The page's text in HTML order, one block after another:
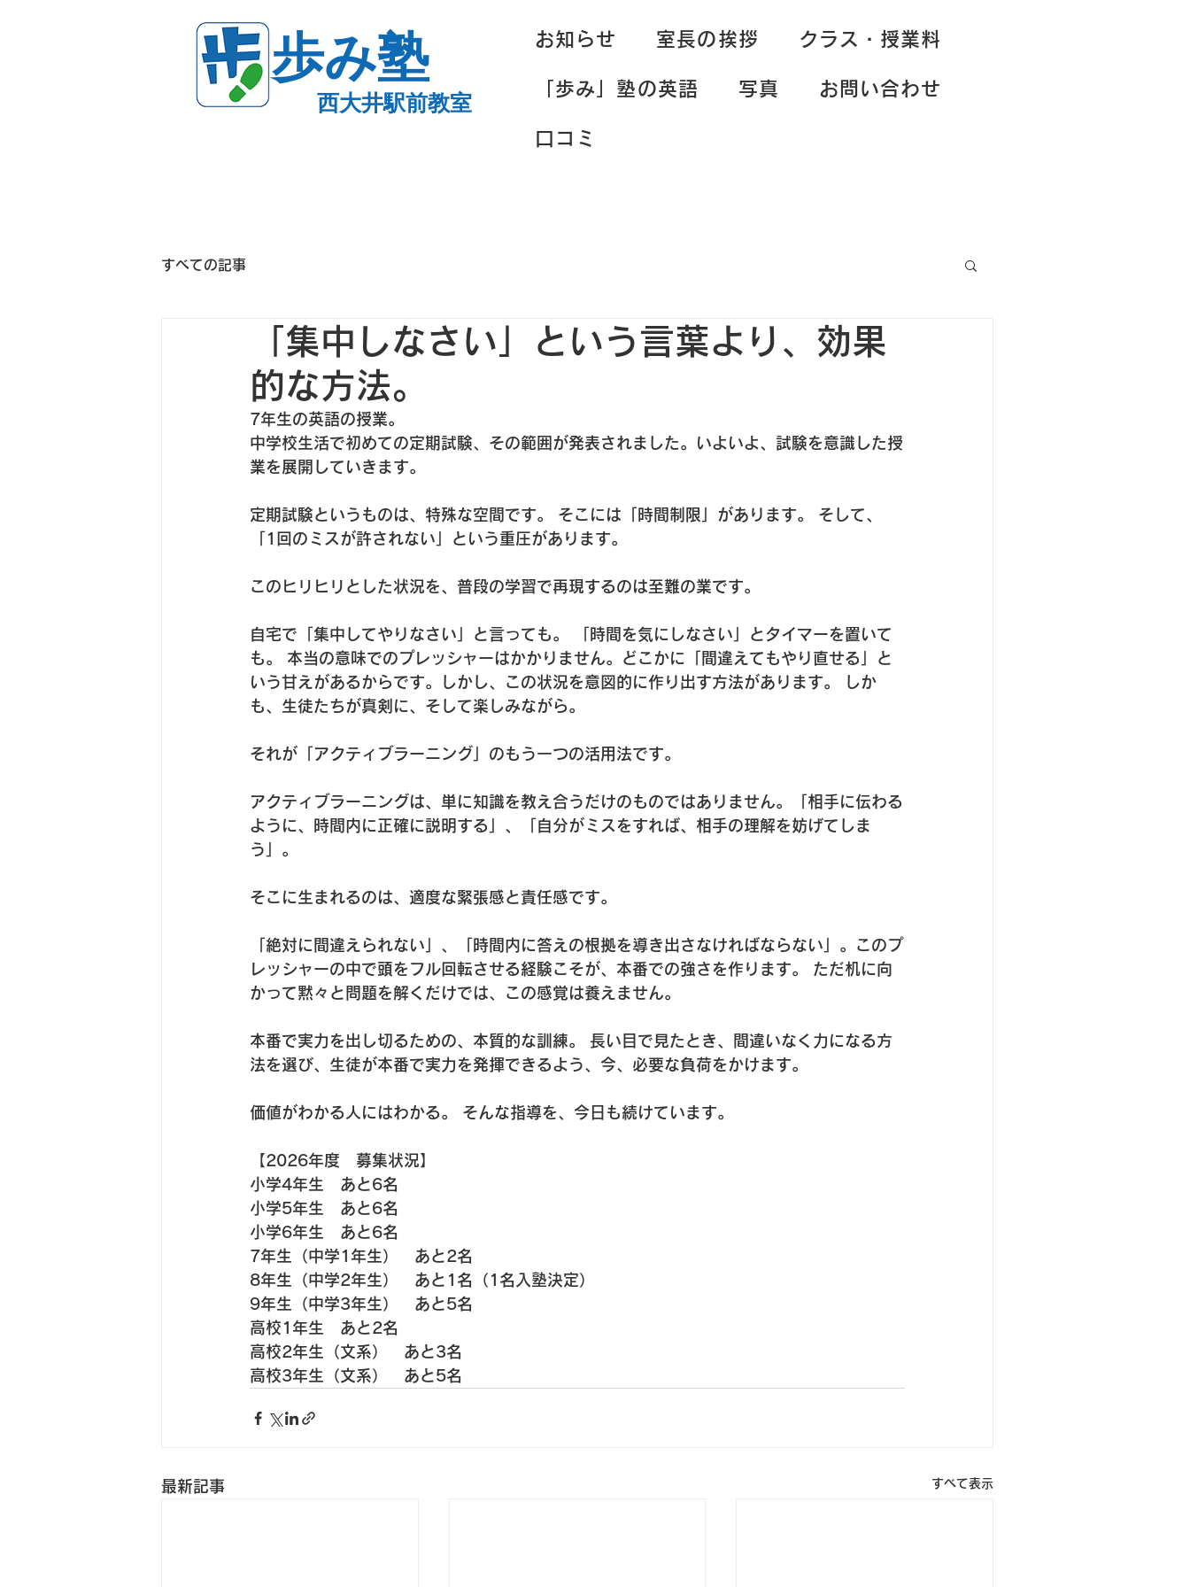
歩み塾
西大井駅前教室
お知らせ 室長の挨拶 クラス・授業料
「歩み」塾の英語 写真 お問い合わせ
口コミ
すべての記事
「集中しなさい」という言葉より、効果
的な方法。
7年生の英語の授業。
中学校生活で初めての定期試験、その範囲が発表されました。いよいよ、試験を意識した授
業を展開していきます。
定期試験というものは、特殊な空間です。 そこには「時間制限」があります。 そして、
「1回のミスが許されない」という重圧があります。
このヒリヒリとした状況を、普段の学習で再現するのは至難の業です。
自宅で「集中してやりなさい」と言っても。 「時間を気にしなさい」とタイマーを置いて
も。 本当の意味でのプレッシャーはかかりません。どこかに「間違えてもやり直せる」と
いう甘えがあるからです。しかし、この状況を意図的に作り出す方法があります。 しか
も、生徒たちが真剣に、そして楽しみながら。
それが「アクティブラーニング」のもう一つの活用法です。
アクティブラーニングは、単に知識を教え合うだけのものではありません。「相手に伝わる
ように、時間内に正確に説明する」、「自分がミスをすれば、相手の理解を妨げてしま
う」。
そこに生まれるのは、適度な緊張感と責任感です。
「絶対に間違えられない」、「時間内に答えの根拠を導き出さなければならない」。このプ
レッシャーの中で頭をフル回転させる経験こそが、本番での強さを作ります。 ただ机に向
かって黙々と問題を解くだけでは、この感覚は養えません。
本番で実力を出し切るための、本質的な訓練。 長い目で見たとき、間違いなく力になる方
法を選び、生徒が本番で実力を発揮できるよう、今、必要な負荷をかけます。
価値がわかる人にはわかる。 そんな指導を、今日も続けています。
【2026年度　募集状況】
小学4年生　あと6名
小学5年生　あと6名
小学6年生　あと6名
7年生（中学1年生）　あと2名
8年生（中学2年生）　あと1名（1名入塾決定）
9年生（中学3年生）　あと5名
高校1年生　あと2名
高校2年生（文系）　あと3名
高校3年生（文系）　あと5名
最新記事 すべて表示